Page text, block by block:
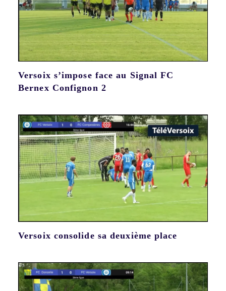
Versoix s’impose face au Signal FC
Bernex Confignon 2
Versoix consolide sa deuxième place